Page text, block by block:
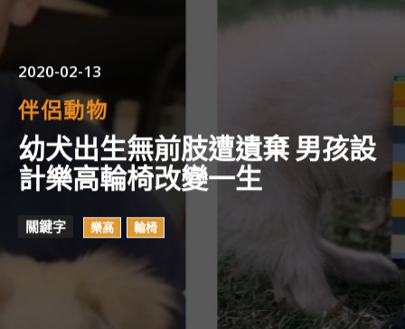
2020-02-13
伴侶動物
幼犬出生無前肢遭遺棄 男孩設
計樂高輪椅改變一生
關鍵字 樂高 輪椅